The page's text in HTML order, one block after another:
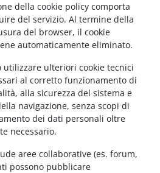
della cookie policy comporta
del servizio. Al termine della
del browser, il cookie
automaticamente eliminato.
utilizzare ulteriori cookie tecnici
al corretto funzionamento di
alla sicurezza del sistema e
navigazione, senza scopi di
dei dati personali oltre
necessario.
aree collaborative (es. forum,
possono pubblicare